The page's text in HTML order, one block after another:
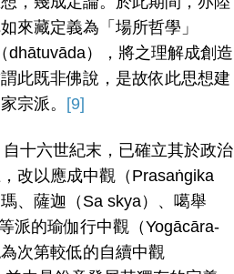
來藏定義為「場所哲學」
dhātuvāda），將之理解成創造
此既非佛說，是故依此思想建
宗派。 [9]
十六世紀末，已確立其於政治
改以應成中觀（Prasaṅgika
、薩迦（Sa skya）、噶舉
派的瑜伽行中觀（Yogācāra-
次第較低的自續中觀